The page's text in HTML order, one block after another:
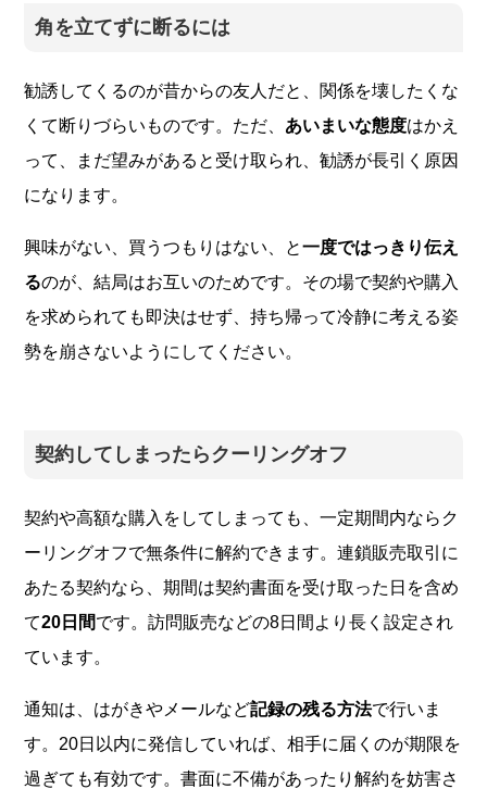
角を立てずに断るには
勧誘してくるのが昔からの友人だと、関係を壊したくな
くて断りづらいものです。ただ、 あいまいな態度はかえ
って、まだ望みがあると受け取られ、勧誘が長引く原因
になります。
興味がない、買うつもりはない、と一度ではっきり伝え
るのが、結局はお互いのためです。その場で契約や購入
を求められても即決はせず、持ち帰って冷静に考える姿
勢を崩さないようにしてください。
契約してしまったらクーリングオフ
契約や高額な購入をしてしまっても、一定期間内ならク
ーリングオフで無条件に解約できます。連鎖販売取引に
あたる契約なら、期間は契約書面を受け取った日を含め
て20日間です。訪問販売などの8日間より長く設定され
ています。
通知は、はがきやメールなど記録の残る方法で行いま
す。20日以内に発信していれば、相手に届くのが期限を
過ぎても有効です。書面に不備があったり解約を妨害さ